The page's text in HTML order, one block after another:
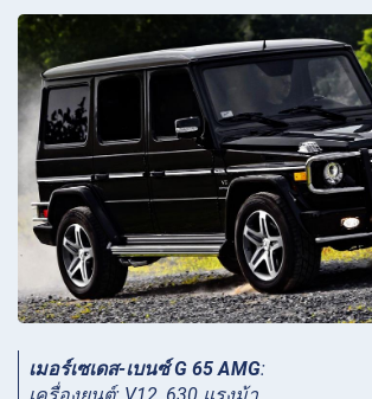
เมอร์เซเดส-เบนซ์ G 65 AMG: